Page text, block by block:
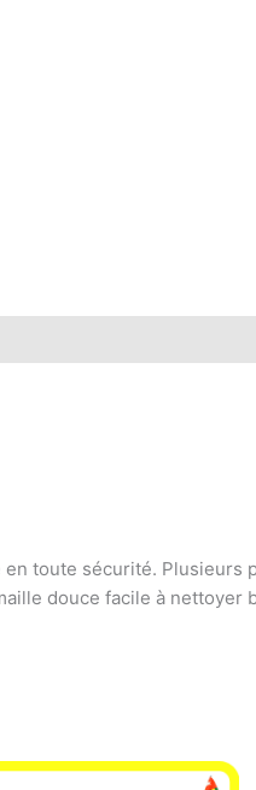
toute sécurité. Plusieurs
douce facile à nettoyer